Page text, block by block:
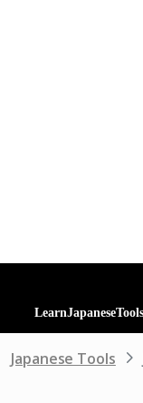
Japanese Tools